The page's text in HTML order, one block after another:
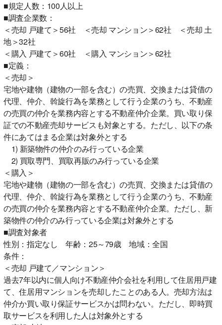
■規定人数：100人以上
■調査企業数：
＜売却 戸建て＞56社 ＜売却 マンション＞62社 ＜売却 土
地＞32社
＜購入 戸建て＞60社 ＜購入 マンション＞62社
■定義：
＜売却＞
宅地や建物（建物の一部を含む）の売買、交換または貸借の
代理、仲介、斡旋行為を業務として行う企業のうち、不動産
の売買の仲介を業務内容とする不動産仲介企業。買い取り保
証での不動産売却サービスも対象とする。ただし、以下の条
件にあてはまる企業は対象外とする
1) 新築物件の仲介のみ行っている企業
2) 買取専門、買取再販のみ行っている企業
＜購入＞
宅地や建物（建物の一部を含む）の売買、交換または貸借の
代理、仲介、斡旋行為を業務として行う企業のうち、不動産
の売買の仲介を業務内容とする不動産仲介企業。ただし、新
築物件の仲介のみ行っている企業は対象外とする
■調査対象者
性別：指定なし 年齢：25～79歳 地域：全国
条件：
＜売却 戸建て／マンション＞
過去7年以内に個人向け不動産仲介会社を利用して住居用戸建
て、住居用マンションを売却したことのある人。売却方法は
仲介か買い取り保証サービスかは問わない。ただし、即時買
取サービスを利用した人は対象外とする